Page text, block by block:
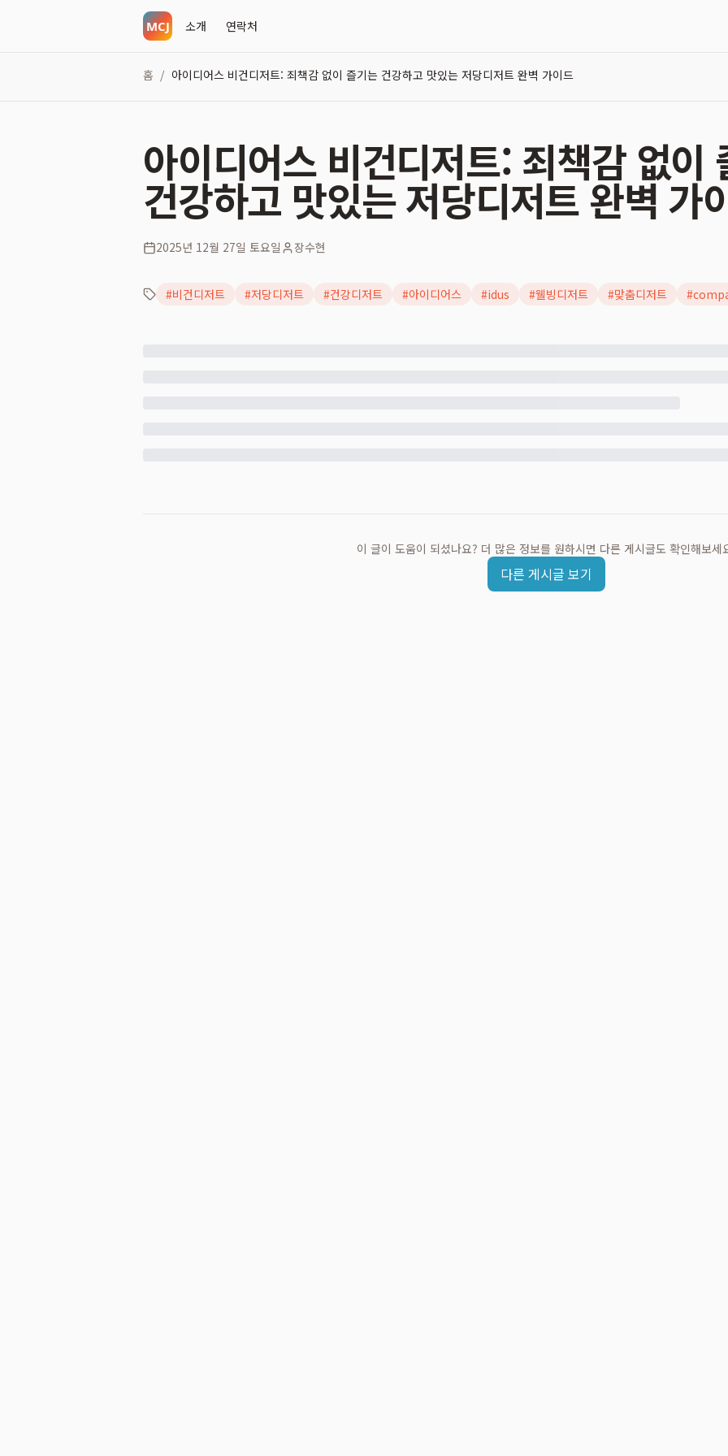
소개 연락처
홈 / 아이디어스 비건디저트: 죄책감 없이 즐기는 건강하고 맛있는 저당디저트 완벽 가이드
아이디어스 비건디저트: 죄책감 없이
건강하고 맛있는 저당디저트 완벽 가
2025년 12월 27일 토요일 장수현
#비건디저트 #저당디저트 #건강디저트 #아이디어스 #idus #웰빙디저트 #맞춤디저트 #
이 글이 도움이 되셨나요? 더 많은 정보를 원하시면 다른 게시글도 확인해보세
다른 게시글 보기